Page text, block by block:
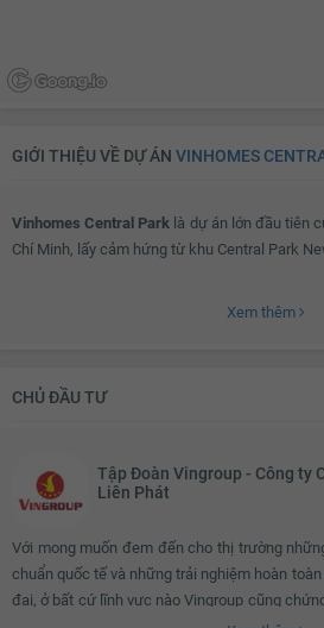
GIỚI THIỆU VỀ DỰ ÁN VINHOMES
Vinhomes Central Park là dự án lớn đầu tiên
Chí Minh, lấy cảm hứng từ khu Central Park
với thiên nhiên cùng tiêu chuẩn quốc tế,
đẳng cấp bậc nhất Việt Nam.
Tọa lạc tại vị trí vàng Tân Cảng - trung tâm
phút ra bến xe Miền Đông và chợ Bến Thành,
20 phút tới cảng hàng không quốc tế Tân Sơn
Xem thêm
CHỦ ĐẦU TƯ
Tập Đoàn Vingroup - Công ty
Liên Phát
Với mong muốn đem đến cho thị trường
chuẩn quốc tế và những trải nghiệm hoàn
đại, ở bất cứ lĩnh vực nào Vingroup cũng